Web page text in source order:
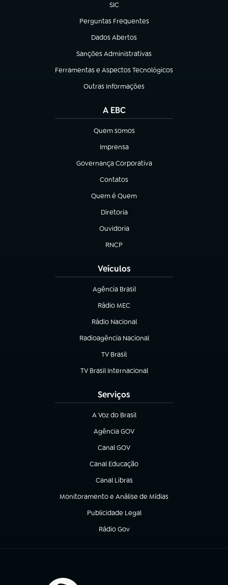
SIC
(abre em nova aba)
Perguntas Frequentes
(abre em nova aba)
Dados Abertos
(abre em nova aba)
Sanções Administrativas
(abre em nova aba)
Ferramentas e Aspectos Tecnológicos
(abre em nova aba)
Outras Informações
(abre em nova aba)
A EBC
Quem somos
(abre em nova aba)
Imprensa
(abre em nova aba)
Governança Corporativa
(abre em nova aba)
Contatos
(abre em nova aba)
Quem é Quem
(abre em nova aba)
Diretoria
(abre em nova aba)
Ouvidoria
(abre em nova aba)
RNCP
(abre em nova aba)
Veículos
Agência Brasil
(abre em nova aba)
Rádio MEC
(abre em nova aba)
Rádio Nacional
Radioagência Nacional
(abre em nova aba)
TV Brasil
(abre em nova aba)
TV Brasil Internacional
(abre em nova aba)
Serviços
A Voz do Brasil
(abre em nova aba)
Agência GOV
(abre em nova aba)
Canal GOV
(abre em nova aba)
Canal Educação
(abre em nova aba)
Canal Libras
(abre em nova aba)
Monitoramento e Análise de Mídias
(abre em nova aba)
Publicidade Legal
(abre em nova aba)
Rádio Gov
(abre em nova aba)